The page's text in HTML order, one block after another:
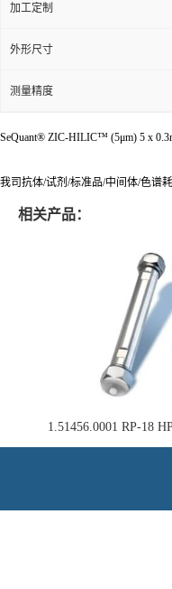
加工定制
外形尺寸
测量精度
SeQuant® ZIC-HILIC™ (5μm) 5 x
我司抗体/试剂/标准品/中间体/色谱
相关产品：
1.51456.0001 RP-18